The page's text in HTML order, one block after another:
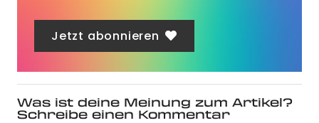
Jetzt abonnieren
Was ist deine Meinung zum Artikel?
Schreibe einen Kommentar